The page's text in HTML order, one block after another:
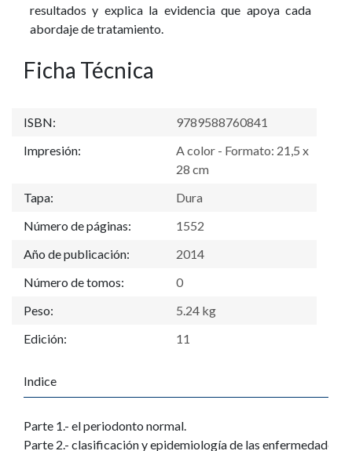
resultados y explica la evidencia que apoya cada
abordaje de tratamiento.
Ficha Técnica
ISBN:
9789588760841
Impresión:
A color - Formato: 21,5 x
28 cm
Tapa:
Dura
Número de páginas:
1552
Año de publicación:
2014
Número de tomos:
0
Peso:
5.24 kg
Edición:
11
Indice
Parte 1.- el periodonto normal.
Parte 2.- clasificación y epidemiología de las enfermedades